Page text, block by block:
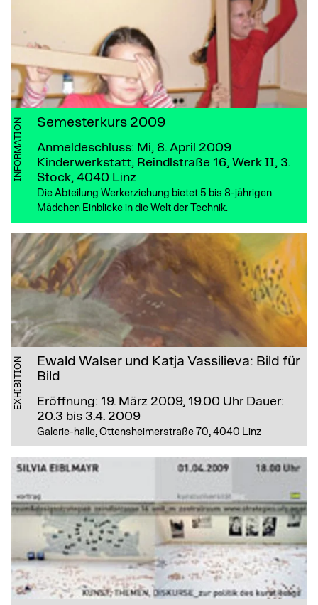
INFORMATION Semesterkurs 2009
Anmeldeschluss: Mi, 8. April 2009
Kinderwerkstatt, Reindlstraße 16, Werk II, 3.
Stock, 4040 Linz
Die Abteilung Werkerziehung bietet 5 bis 8-jährigen
Mädchen Einblicke in die Welt der Technik.
EXHIBITION
Ewald Walser und Katja Vassilieva: Bild für
Bild
Eröffnung: 19. März 2009, 19.00 Uhr Dauer:
20.3 bis 3.4. 2009
Galerie-halle, Ottensheimerstraße 70, 4040 Linz